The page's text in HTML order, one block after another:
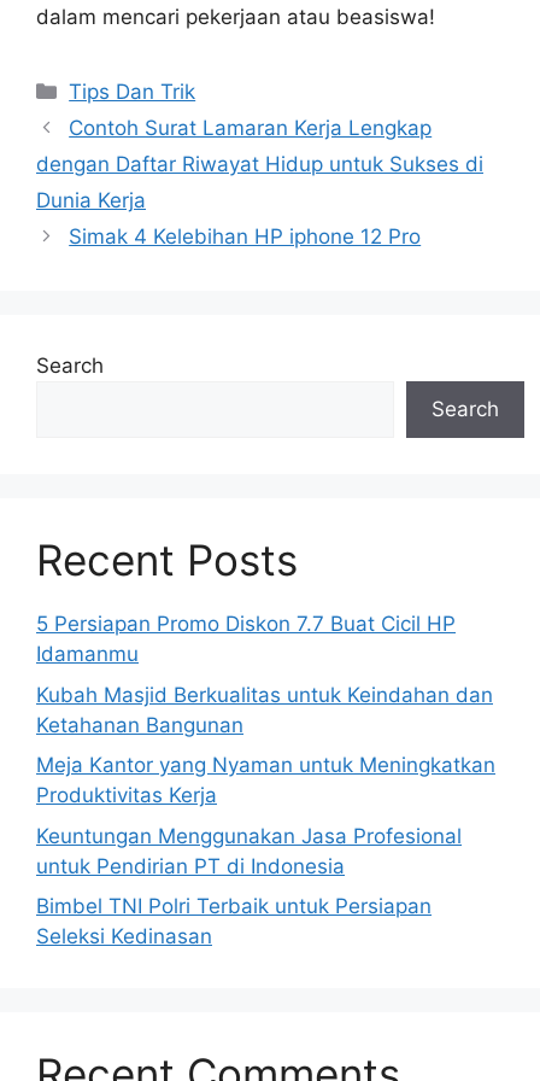
dalam mencari pekerjaan atau beasiswa!
Categories
Tips Dan Trik
Contoh Surat Lamaran Kerja Lengkap
dengan Daftar Riwayat Hidup untuk Sukses di
Dunia Kerja
Simak 4 Kelebihan HP iphone 12 Pro
Search
Search
Recent Posts
5 Persiapan Promo Diskon 7.7 Buat Cicil HP
Idamanmu
Kubah Masjid Berkualitas untuk Keindahan dan
Ketahanan Bangunan
Meja Kantor yang Nyaman untuk Meningkatkan
Produktivitas Kerja
Keuntungan Menggunakan Jasa Profesional
untuk Pendirian PT di Indonesia
Bimbel TNI Polri Terbaik untuk Persiapan
Seleksi Kedinasan